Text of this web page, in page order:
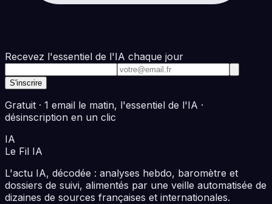
Recevez l'essentiel de l'IA chaque jour
Adresse e-mail
S'inscrire
Gratuit · 1 email le matin, l'essentiel de l'IA ·
désinscription en un clic
IA
Le Fil IA
L'actu IA, décodée : analyses hebdo, baromètre et
dossiers de suivi, alimentés par une veille automatisée de
dizaines de sources françaises et internationales.